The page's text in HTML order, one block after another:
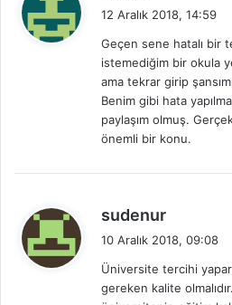
i
k
i
12 Aralık 2018, 14:59
Geçen sene hatalı bir
istemediğim bir okula
ama tekrar girip
Benim gibi hata
paylaşım olmuş.
önemli bir konu.
sudenur
i
k
10 Aralık 2018, 09:08
Üniversite tercihi
gereken kalite